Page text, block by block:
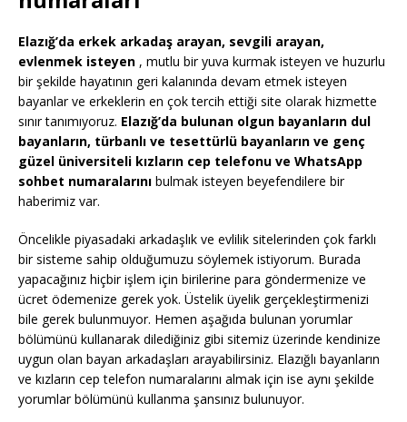
Elazığ’da erkek arkadaş arayan, sevgili arayan,
evlenmek isteyen , mutlu bir yuva kurmak isteyen ve huzurlu
bir şekilde hayatının geri kalanında devam etmek isteyen
bayanlar ve erkeklerin en çok tercih ettiği site olarak hizmette
sınır tanımıyoruz. Elazığ’da bulunan olgun bayanların dul
bayanların, türbanlı ve tesettürlü bayanların ve genç
güzel üniversiteli kızların cep telefonu ve WhatsApp
sohbet numaralarını bulmak isteyen beyefendilere bir
haberimiz var.
Öncelikle piyasadaki arkadaşlık ve evlilik sitelerinden çok farklı
bir sisteme sahip olduğumuzu söylemek istiyorum. Burada
yapacağınız hiçbir işlem için birilerine para göndermenize ve
ücret ödemenize gerek yok. Üstelik üyelik gerçekleştirmenizi
bile gerek bulunmuyor. Hemen aşağıda bulunan yorumlar
bölümünü kullanarak dilediğiniz gibi sitemiz üzerinde kendinize
uygun olan bayan arkadaşları arayabilirsiniz. Elazığlı bayanların
ve kızların cep telefon numaralarını almak için ise aynı şekilde
yorumlar bölümünü kullanma şansınız bulunuyor.